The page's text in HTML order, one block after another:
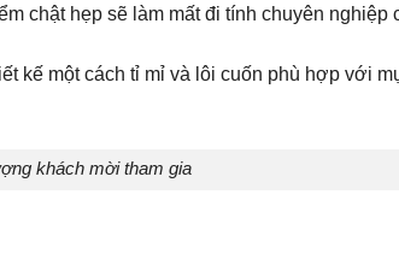
chật hẹp sẽ làm mất đi tính chuyên nghiệp
kế một cách tỉ mỉ và lôi cuốn phù hợp với
khách mời tham gia